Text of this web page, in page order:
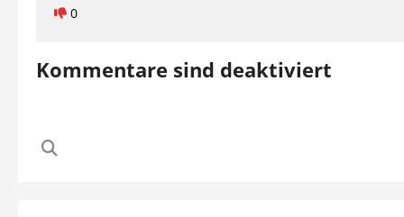
0
Kommentare sind deaktiviert